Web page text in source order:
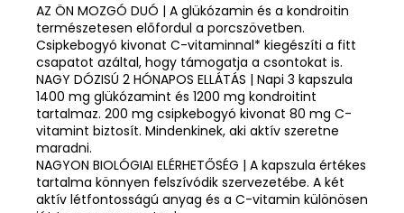
AZ ÖN MOZGÓ DUÓ | A glükózamin és a kondroitin
természetesen előfordul a porcszövetben.
Csipkebogyó kivonat C-vitaminnal* kiegészíti a fitt
csapatot azáltal, hogy támogatja a csontokat is.
NAGY DÓZISÚ 2 HÓNAPOS ELLÁTÁS | Napi 3 kapszula
1400 mg glükózamint és 1200 mg kondroitint
tartalmaz. 200 mg csipkebogyó kivonat 80 mg C-
vitamint biztosít. Mindenkinek, aki aktív szeretne
maradni.
NAGYON BIOLÓGIAI ELÉRHETŐSÉG | A kapszula értékes
tartalma könnyen felszívódik szervezetébe. A két
aktív létfontosságú anyag és a C-vitamin különösen